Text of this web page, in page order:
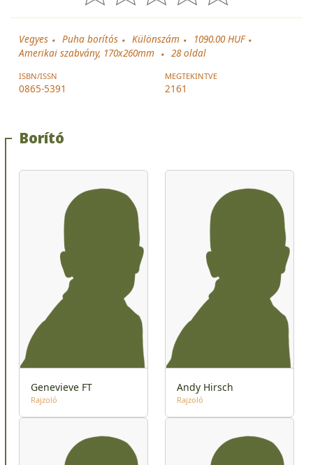
Vegyes Puha borítós Különszám
1090.00 HUF
Amerikai szabvány, 170x260mm
28oldal
ISBN/ISSN
0865-5391
MEGTEKINTVE
2161
Borító
Genevieve FT
Rajzoló
Andy Hirsch
Rajzoló